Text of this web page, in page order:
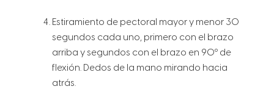
Estiramiento de pectoral mayor y menor 30
segundos cada uno, primero con el brazo
arriba y segundos con el brazo en 90º de
flexión. Dedos de la mano mirando hacia
atrás.